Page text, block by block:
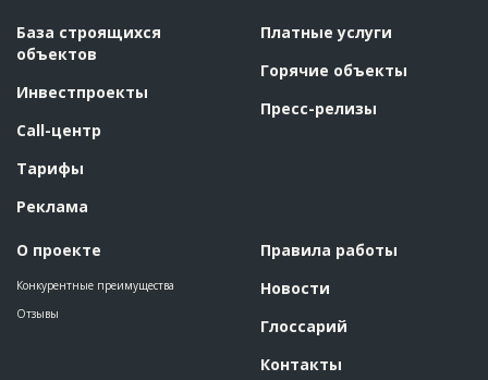
База строящихся
объектов
Инвестпроекты
Call-центр
Тарифы
Реклама
О проекте
Конкурентные преимущества
Отзывы
Платные услуги
Горячие объекты
Пресс-релизы
Правила работы
Новости
Глоссарий
Контакты